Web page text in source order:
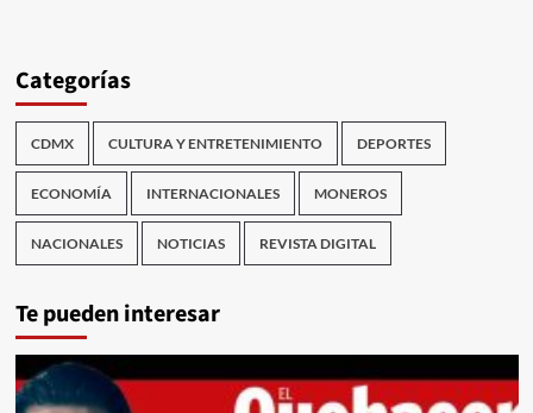
Categorías
CDMX CULTURA Y ENTRETENIMIENTO DEPORTES
ECONOMÍA INTERNACIONALES MONEROS
NACIONALES NOTICIAS REVISTA DIGITAL
Te pueden interesar